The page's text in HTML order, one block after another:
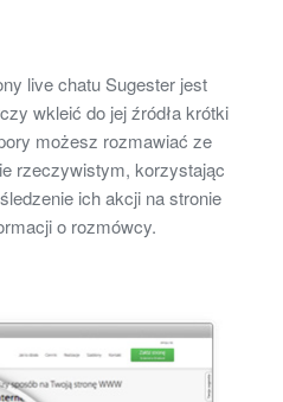
live chatu Sugester jest
wkleić do jej źródła krótki
możesz rozmawiać ze
rzeczywistym, korzystając
ich akcji na stronie
o rozmówcy.